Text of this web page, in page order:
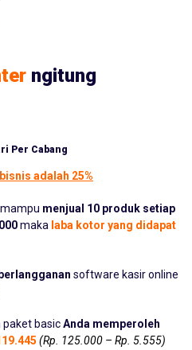
ngitung
Per Cabang
adalah 25%
menjual 10 produk setiap
maka laba kotor yang didapat
software kasir online
basicAnda memperoleh
(Rp. 125.000 – Rp. 5.555)